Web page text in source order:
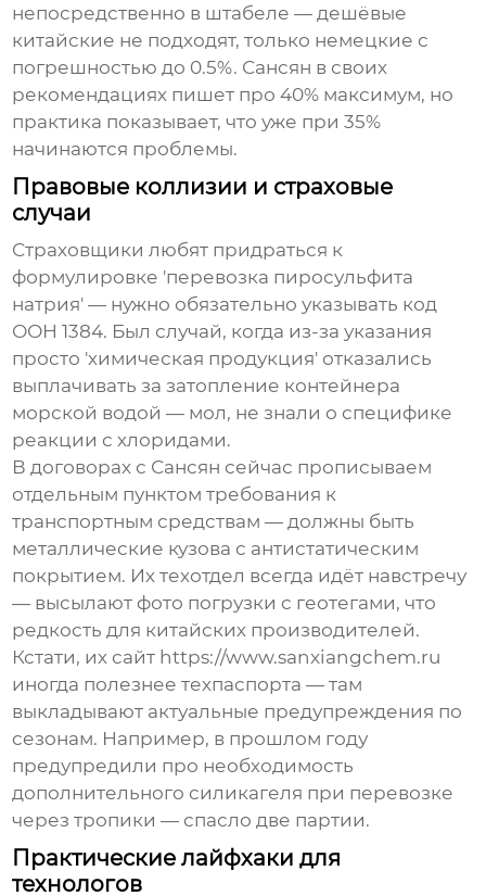
непосредственно в штабеле — дешёвые
китайские не подходят, только немецкие с
погрешностью до 0.5%. Сансян в своих
рекомендациях пишет про 40% максимум, но
практика показывает, что уже при 35%
начинаются проблемы.
Правовые коллизии и страховые
случаи
Страховщики любят придраться к
формулировке 'перевозка пиросульфита
натрия' — нужно обязательно указывать код
ООН 1384. Был случай, когда из-за указания
просто 'химическая продукция' отказались
выплачивать за затопление контейнера
морской водой — мол, не знали о специфике
реакции с хлоридами.
В договорах с Сансян сейчас прописываем
отдельным пунктом требования к
транспортным средствам — должны быть
металлические кузова с антистатическим
покрытием. Их техотдел всегда идёт навстречу
— высылают фото погрузки с геотегами, что
редкость для китайских производителей.
Кстати, их сайт https://www.sanxiangchem.ru
иногда полезнее техпаспорта — там
выкладывают актуальные предупреждения по
сезонам. Например, в прошлом году
предупредили про необходимость
дополнительного силикагеля при перевозке
через тропики — спасло две партии.
Практические лайфхаки для
технологов